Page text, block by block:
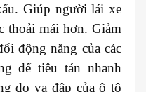
Giúp người lái xe
thoải mái hơn. Giảm
động năng của các
để tiêu tán nhanh
do va đập của ô tô